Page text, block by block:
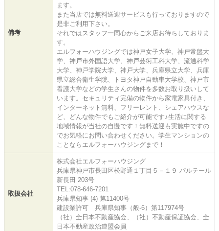
備考
ます。
また当店では無料送迎サービスも行っておりますので
是非ご利用下さい。
それではスタッフ一同心からご来店お待ちしておりま
す。
エルフォーハウジングでは神戸女子大学、神戸常盤大
学、神戸市外国語大学、神戸芸術工科大学、流通科学
大学、神戸学院大学、神戸大学、兵庫県立大学、兵庫
県立総合衛生学院、トヨタ神戸自動車大学校、神戸市
看護大学などの学生さんの物件を多数お取り扱いして
います。セキュリティ完備の物件から家電家具付き、
インターネット無料、フリーレント、シェアハウスな
ど、どんな物件でもご紹介が可能です♪生活に関する
地域情報が当社の自慢です！無料送迎も実施中ですの
でお気軽にお問い合わせください。学生マンションの
ことならエルフォーハウジングまで！
取扱会社
株式会社エルフォーハウジング
兵庫県神戸市長田区松野通１丁目５－１９ パルテール
新長田 203号
TEL:078-646-7201
兵庫県知事 (4) 第11400号
建設業許可 兵庫県知事（般-6）第117974号
（社）全日本不動産協会、（社）不動産保証協会、全
日本不動産政治連盟会員